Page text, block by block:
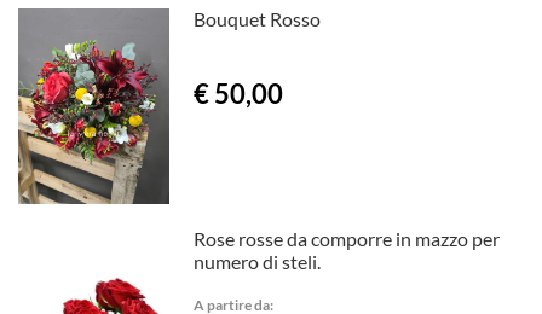
Bouquet Rosso
€ 50,00
Rose rosse da comporre in mazzo per
numero di steli.
A partire da: